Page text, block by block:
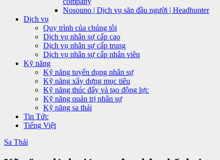
Nosouno | Dịch vụ săn đầu người | Headhunter
Dịch vụ
Quy trình của chúng tôi
Dịch vụ nhân sự cấp cao
Dịch vụ nhân sự cấp trung
Dịch vụ nhân sự cấp nhân viên
Kỹ năng
Kỹ năng tuyển dụng nhân sự
Kỹ năng xây dựng mục tiêu
Kỹ năng thúc đẩy và tạo động lực
Kỹ năng quản trị nhân sự
Kỹ năng sa thải
Tin Tức
Tiếng Việt
Sa Thải